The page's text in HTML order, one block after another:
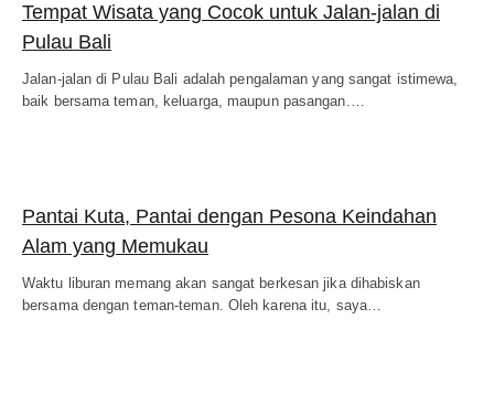
Tempat Wisata yang Cocok untuk Jalan-jalan di
Pulau Bali
Jalan-jalan di Pulau Bali adalah pengalaman yang sangat istimewa,
baik bersama teman, keluarga, maupun pasangan.…
Pantai Kuta, Pantai dengan Pesona Keindahan
Alam yang Memukau
Waktu liburan memang akan sangat berkesan jika dihabiskan
bersama dengan teman-teman. Oleh karena itu, saya…